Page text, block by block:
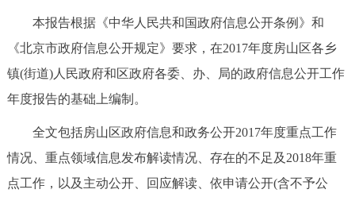
市领导 机构职能 政策服务
政策兑现 政策解读 回应关切
决策公开 专题公开
政务服务
本报告根据《中华人民共和国政府信息公开条例》和
《北京市政府信息公开规定》要求，在2017年度房山区各乡
镇(街道)人民政府和区政府各委、办、局的政府信息公开工作
年度报告的基础上编制。
全文包括房山区政府信息和政务公开2017年度重点工作
情况、重点领域信息发布解读情况、存在的不足及2018年重
点工作，以及主动公开、回应解读、依申请公开(含不予公